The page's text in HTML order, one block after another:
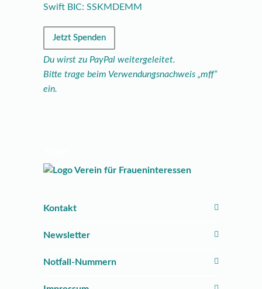
Swift BIC: SSKMDEMM
Jetzt Spenden
Du wirst zu PayPal weitergeleitet.
Bitte trage beim Verwendungsnachweis „mff“
ein.
Kontakt
Newsletter
Notfall-Nummern